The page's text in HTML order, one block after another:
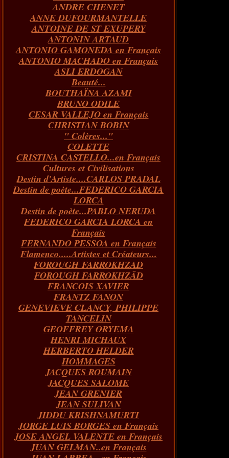
Janvier(60)
Février(68)
Janvier(86)
Mars(65)
Février(70)
Janvier(66)
Avril(76)
Mars(66)
Février(67)
Janvier(73)
Mai(82)
Avril(62)
Mars(66)
Février(55)
Janvier(43)
Juin(84)
Mai(89)
Avril(59)
Mars(73)
Février(54)
Janvier(51)
Juillet(72)
Juin(65)
Mai(97)
Avril(73)
Mars(100)
Février(146)
Janvier(124)
Août(40)
Juillet(31)
Juin(26)
ANDRE CHENET
ANNE DUFOURMANTELLE
ANTOINE DE ST EXUPERY
ANTONIN ARTAUD
ANTONIO GAMONEDA en Français
ANTONIO MACHADO en Français
ASLI ERDOGAN
Beauté...
BOUTHAÏNA AZAMI
BRUNO ODILE
CESAR VALLEJO en Français
CHRISTIAN BOBIN
" Colères..."
COLETTE
CRISTINA CASTELLO...en Français
Cultures et Civilisations
Destin d'Artiste....CARLOS PRADAL
Destin de poète...FEDERICO GARCIA
LORCA
Destin de poète...PABLO NERUDA
FEDERICO GARCIA LORCA en
Français
FERNANDO PESSOA en Français
Flamenco.....Artistes et Créateurs...
FOROUGH FARROKHZAD
FOROUGH FARROKHZÂD
FRANCOIS XAVIER
FRANTZ FANON
GENEVIEVE CLANCY, PHILIPPE
TANCELIN
GEOFFREY ORYEMA
HENRI MICHAUX
HERBERTO HELDER
HOMMAGES
JACQUES ROUMAIN
JACQUES SALOME
JEAN GRENIER
JEAN SULIVAN
JIDDU KRISHNAMURTI
JORGE LUIS BORGES en Français
JOSE ANGEL VALENTE en Français
JUAN GELMAN..en Français